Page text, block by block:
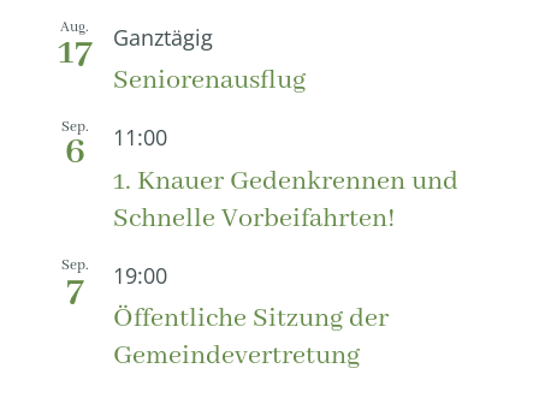
Aug.
17 Ganztägig
Seniorenausflug
Sep.
6 11:00
1. Knauer Gedenkrennen und
Schnelle Vorbeifahrten!
Sep.
7 19:00
Öffentliche Sitzung der
Gemeindevertretung